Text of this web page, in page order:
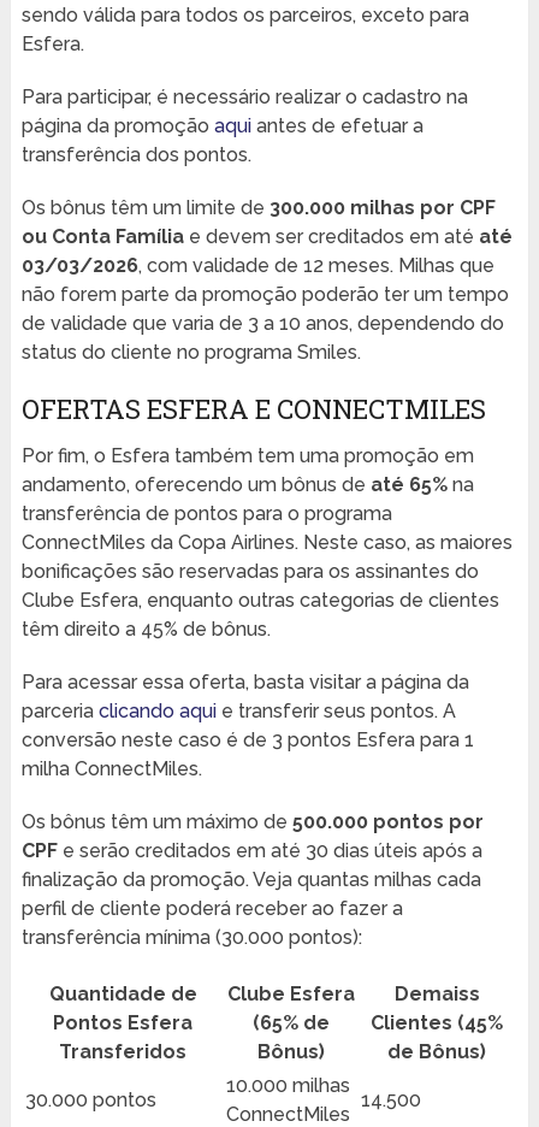
sendo válida para todos os parceiros, exceto para
Esfera.
Para participar, é necessário realizar o cadastro na
página da promoção aquiantes de efetuar a
transferência dos pontos.
Os bônus têm um limite de 300.000 milhas por CPF
ou Conta Famíliae devem ser creditados em até até
03/03/2026, com validade de 12 meses. Milhas que
não forem parte da promoção poderão ter um tempo
de validade que varia de 3 a 10 anos, dependendo do
status do cliente no programa Smiles.
OFERTAS ESFERA E CONNECTMILES
Por fim, o Esfera também tem uma promoção em
andamento, oferecendo um bônus de até 65%na
transferência de pontos para o programa
ConnectMiles da Copa Airlines. Neste caso, as maiores
bonificações são reservadas para os assinantes do
Clube Esfera, enquanto outras categorias de clientes
têm direito a 45% de bônus.
Para acessar essa oferta, basta visitar a página da
parceria clicando aquie transferir seus pontos. A
conversão neste caso é de 3 pontos Esfera para 1
milha ConnectMiles.
Os bônus têm um máximo de 500.000 pontos por
CPFe serão creditados em até 30 dias úteis após a
finalização da promoção. Veja quantas milhas cada
perfil de cliente poderá receber ao fazer a
transferência mínima (30.000 pontos):
Quantidade de
Pontos Esfera
Transferidos
Clube Esfera
(65% de
Bônus)
Demaiss
Clientes (45%
de Bônus)
30.000 pontos
10.000 milhas
ConnectMiles
14.500